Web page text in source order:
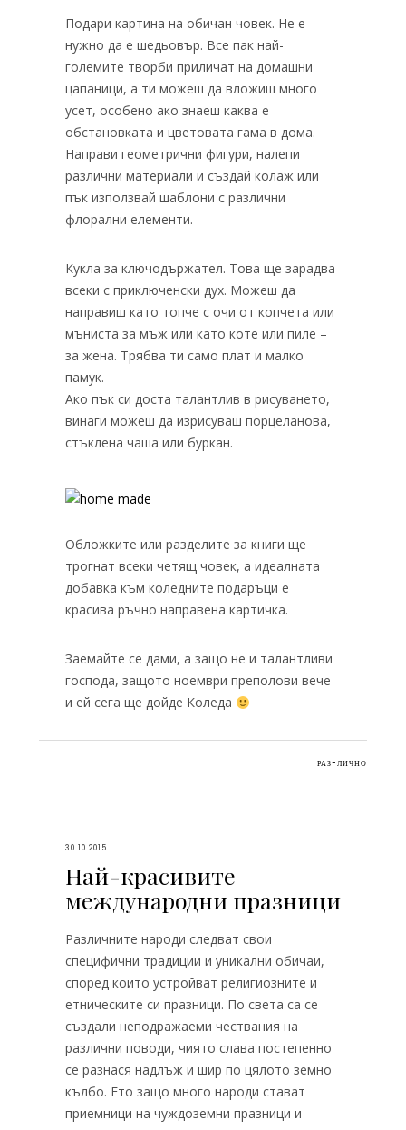
Подари картина на обичан човек. Не е
нужно да е шедьовър. Все пак най-
големите творби приличат на домашни
цапаници, а ти можеш да вложиш много
усет, особено ако знаеш каква е
обстановката и цветовата гама в дома.
Направи геометрични фигури, налепи
различни материали и създай колаж или
пък използвай шаблони с различни
флорални елементи.
Кукла за ключодържател. Това ще зарадва
всеки с приключенски дух. Можеш да
направиш като топче с очи от копчета или
мъниста за мъж или като коте или пиле –
за жена. Трябва ти само плат и малко
памук.
Ако пък си доста талантлив в рисуването,
винаги можеш да изрисуваш порцеланова,
стъклена чаша или буркан.
Обложките или разделите за книги ще
трогнат всеки четящ човек, а идеалната
добавка към коледните подаръци е
красива ръчно направена картичка.
Заемайте се дами, а защо не и талантливи
господа, защото ноември преполови вече
и ей сега ще дойде Коледа
РАЗ-ЛИЧНО
30.10.2015
Най-красивите
международни празници
Различните народи следват свои
специфични традиции и уникални обичаи,
според които устройват религиозните и
етническите си празници. По света са се
създали неподражаеми чествания на
различни поводи, чиято слава постепенно
се разнася надлъж и шир по цялото земно
кълбо. Ето защо много народи стават
приемници на чуждоземни празници и